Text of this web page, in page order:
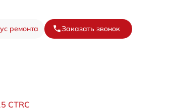
ремонта Заказать звонок
CTRC